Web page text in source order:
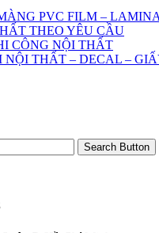
PVC FILM –
THEO YÊU CẦU
CÔNG NỘI THẤT
NỘI THẤT – DECAL –
Search Button